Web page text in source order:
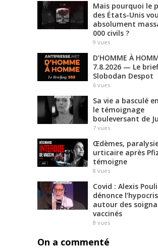
Mais pourquoi le
des États-Unis
absolument
000 civils ?
9 vues
D’HOMME À
7.8.2026 — Le
Slobodan Despot
6 vues
Sa vie a basculé
le témoignage
bouleversant de
7 vues
Œdèmes,
urticaire après
témoigne
8 vues
Covid : Alexis
dénonce
autour des
vaccinés
8 vues
On a commenté